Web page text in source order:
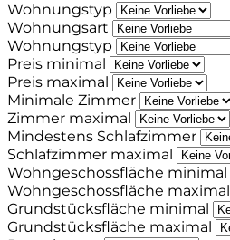
Wohnungstyp
Wohnungsart
Wohnungstyp
Preis minimal
Preis maximal
Minimale Zimmer
Zimmer maximal
Mindestens Schlafzimmer
Schlafzimmer maximal
Wohngeschossfläche minimal
Wohngeschossfläche maximal
Grundstücksfläche minimal
Grundstücksfläche maximal